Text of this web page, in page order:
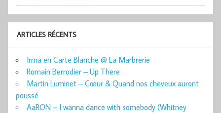
ARTICLES RÉCENTS
Irma en Carte Blanche @ La Marbrerie
Romain Berrodier – Up There
Martin Luminet – Cœur & Quand nos cheveux auront
poussé
AaRON – I wanna dance with somebody (Whitney